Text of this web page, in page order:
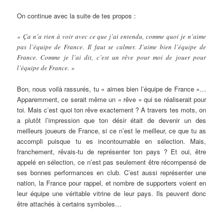
On continue avec la suite de tes propos :
« Ça n’a rien à voir avec ce que j’ai entendu, comme quoi je n’aime
pas l’équipe de France. Il faut se calmer. J’aime bien l’équipe de
France. Comme je l’ai dit, c’est un rêve pour moi de jouer pour
l’équipe de France. »
Bon, nous voilà rassurés, tu « aimes bien l’équipe de France »…
Apparemment, ce serait même un « rêve » qui se réaliserait pour
toi. Mais c’est quoi ton rêve exactement ? A travers tes mots, on
a plutôt l’impression que ton désir était de devenir un des
meilleurs joueurs de France, si ce n’est le meilleur, ce que tu as
accompli puisque tu es incontournable en sélection. Mais,
franchement, rêvais-tu de représenter ton pays ? Et oui, être
appelé en sélection, ce n’est pas seulement être récompensé de
ses bonnes performances en club. C’est aussi représenter une
nation, la France pour rappel, et nombre de supporters voient en
leur équipe une véritable vitrine de leur pays. Ils peuvent donc
être attachés à certains symboles…